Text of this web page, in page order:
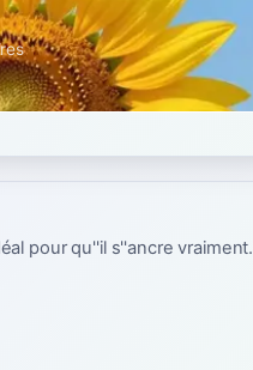
pour qu''il s''ancre vraiment.